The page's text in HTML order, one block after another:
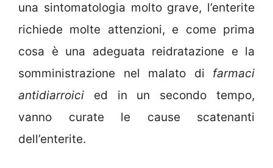
una sintomatologia molto grave, l’enterite
richiede molte attenzioni, e come prima
cosa è una adeguata reidratazione e la
somministrazione nel malato di farmaci
antidiarroici ed in un secondo tempo,
vanno curate le cause scatenanti
dell’enterite.